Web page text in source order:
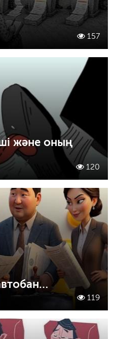
157
және оның
120
119